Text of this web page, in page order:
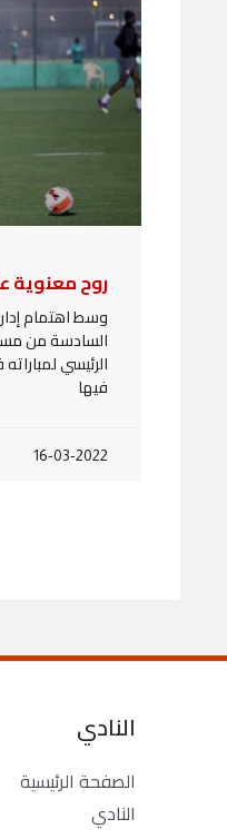
روح معنوية
وسط اهتمام
السادسة من
الرئيسي
فيها
16-03-2022
النادي
الصفحة الرئيسية
النادي